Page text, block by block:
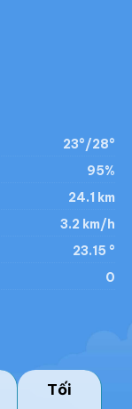
23°/28°
95%
24.1 km
3.2 km/h
23.15 °
0
Tối